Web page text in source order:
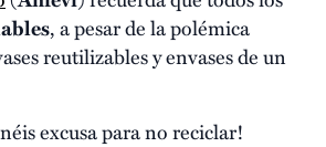
, a pesar de la polémica
reutilizables y envases de un
excusa para no reciclar!